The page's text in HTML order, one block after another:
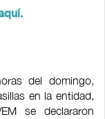
del domingo,
en la entidad,
se declararon